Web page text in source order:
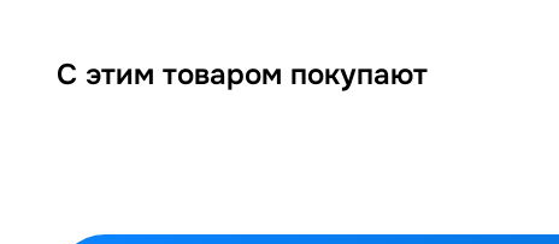
С этим товаром покупают